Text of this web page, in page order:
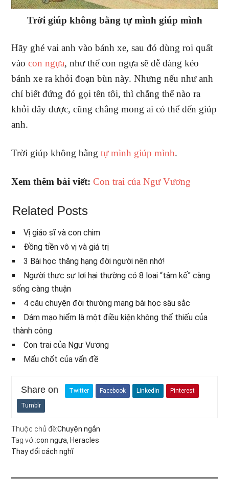
Trời giúp không bằng tự mình giúp mình
Hãy ghé vai anh vào bánh xe, sau đó dùng roi quất
vàocon ngựa, như thế con ngựa sẽ dễ dàng kéo
bánh xe ra khỏi đoạn bùn này. Nhưng nếu như anh
chỉ biết đứng đó gọi tên tôi, thì chẳng thể nào ra
khỏi đây được, cũng chẳng mong ai có thể đến giúp
anh.
Trời giúp không bằngtự mình giúp mình.
Xem thêm bài viết:Con trai của Ngư Vương
Related Posts
Vị giáo sĩ và con chim
Đồng tiền vô vị và giá trị
3 Bài học thăng hạng đời người nên nhớ!
Người thực sự lợi hại thường có 8 loại “tâm kế” càng
sống càng thuận
4 câu chuyện đời thường mang bài học sâu sắc
Dám mạo hiểm là một điều kiện không thể thiếu của
thành công
Con trai của Ngư Vương
Mấu chốt của vấn đề
Share on Twitter Facebook LinkedIn Pinterest
Tumblr
Thuộc chủ đề:Chuyện ngắn
Tag với:con ngựa Heracles
Thay đổi cách nghĩ